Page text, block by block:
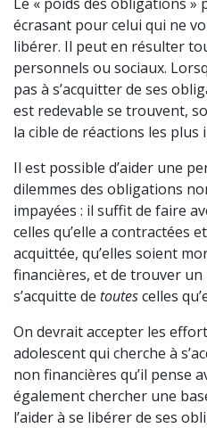
écrasant pour celui qui ne
libérer. Il peut en résulter
personnels ou sociaux.
pas à s’acquitter de ses
est redevable se trouvent,
la cible de réactions les plus
Il est possible d’aider une
dilemmes des obligations
impayées : il suffit de faire
celles qu’elle a contractées
acquittée, qu’elles soient
financières, et de trouver un
s’acquitte de toutescelles
On devrait accepter les
adolescent qui cherche à
non financières qu’il pense
également chercher une
l’aider à se libérer de ses